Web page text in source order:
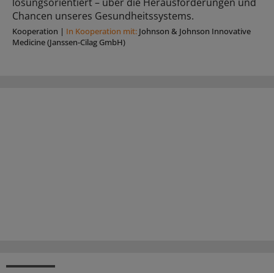
Chancen unseres Gesundheitssystems.
Kooperation | In Kooperation mit: Johnson & Johnson Innovative
Medicine (Janssen-Cilag GmbH)